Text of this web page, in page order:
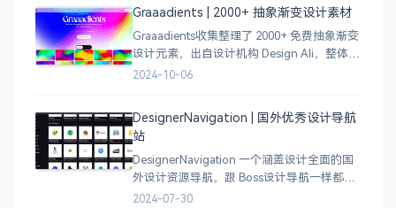
Graaadients | 2000+ 抽象渐变设计素材
Graaadients收集整理了 2000+ 免费抽象渐变
设计元素，出自设计机构 Design Ali，整体渐
变色比较鲜艳，更像是 AI 生成的元素，需要
2024-10-06
DesignerNavigation | 国外优秀设计导航
站
DesignerNavigation 一个涵盖设计全面的国
外设计资源导航，跟 Boss设计导航一样都是
分门别类的划分设计灵感、资讯、UI 资源、
2024-07-30